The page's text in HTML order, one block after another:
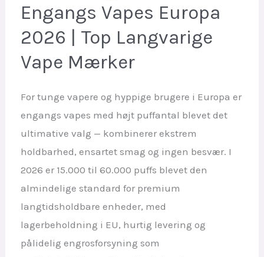
High-
Puff
Valg
Engangs Vapes Europa
2026 | Top Langvarige
Vape Mærker
For tunge vapere og hyppige brugere i Europa er
engangs vapes med højt puffantal blevet det
ultimative valg — kombinerer ekstrem
holdbarhed, ensartet smag og ingen besvær. I
2026 er 15.000 til 60.000 puffs blevet den
almindelige standard for premium
langtidsholdbare enheder, med
lagerbeholdning i EU, hurtig levering og
pålidelig engrosforsyning som